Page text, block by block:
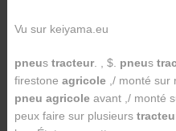
Vu sur keiyama.eu
pneus tracteur. , $. pneus
firestone agricole,/ monté sur
pneu agricoleavant ,/ monté
peux faire sur plusieurs